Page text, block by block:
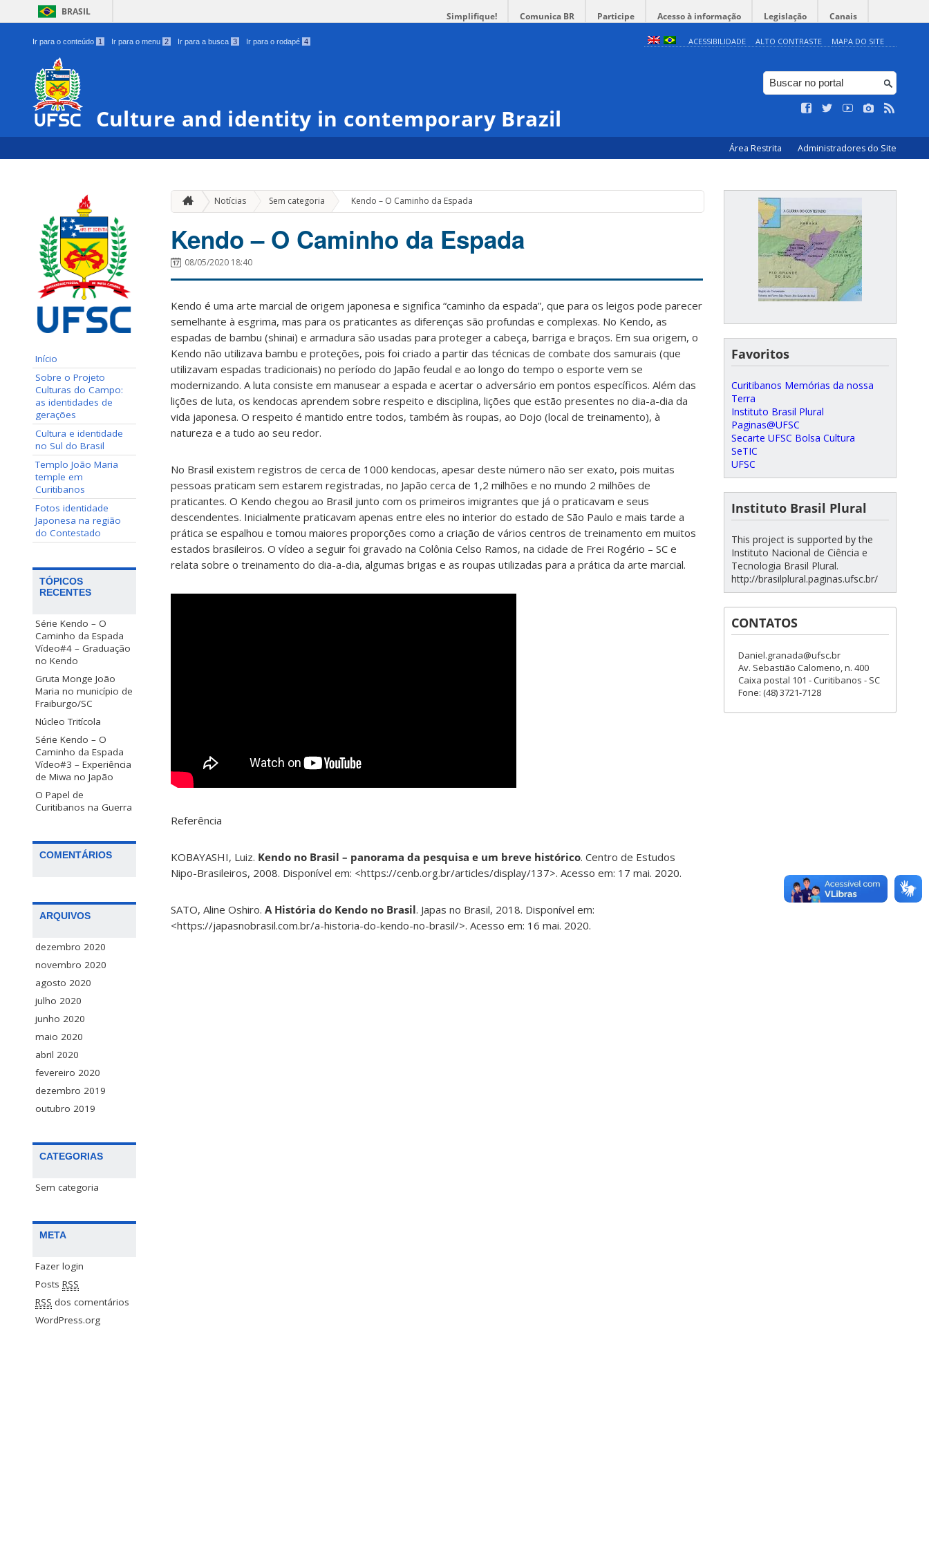
BRASIL Simplifique! Comunica BR Participe Acesso à informação Legislação Canais
Ir para o conteúdo 1 Ir para o menu 2 Ir para a busca 3 Ir para o rodapé 4 ACESSIBILIDADE ALTO CONTRASTE MAPA DO SITE
Culture and identity in contemporary Brazil
Área Restrita Administradores do Site
Início
Sobre o Projeto
Culturas do Campo:
as identidades de
gerações
Cultura e identidade
no Sul do Brasil
Templo João Maria
temple em
Curitibanos
Fotos identidade
Japonesa na região
do Contestado
TÓPICOS
RECENTES
Série Kendo – O
Caminho da Espada
Vídeo#4 – Graduação
no Kendo
Gruta Monge João
Maria no município de
Fraiburgo/SC
Núcleo Tritícola
Série Kendo – O
Caminho da Espada
Vídeo#3 – Experiência
de Miwa no Japão
O Papel de
Curitibanos na Guerra
COMENTÁRIOS
ARQUIVOS
dezembro 2020
novembro 2020
agosto 2020
julho 2020
junho 2020
maio 2020
abril 2020
fevereiro 2020
dezembro 2019
outubro 2019
CATEGORIAS
Sem categoria
META
Fazer login
Posts RSS
RSS dos comentários
WordPress.org
Notícias Sem categoria » Kendo – O Caminho da Espada
Kendo – O Caminho da Espada
08/05/2020 18:40
Kendo é uma arte marcial de origem japonesa e significa “caminho da espada”, que para os leigos pode parecer
semelhante à esgrima, mas para os praticantes as diferenças são profundas e complexas. No Kendo, as
espadas de bambu (shinai) e armadura são usadas para proteger a cabeça, barriga e braços. Em sua origem, o
Kendo não utilizava bambu e proteções, pois foi criado a partir das técnicas de combate dos samurais (que
utilizavam espadas tradicionais) no período do Japão feudal e ao longo do tempo o esporte vem se
modernizando. A luta consiste em manusear a espada e acertar o adversário em pontos específicos. Além das
lições de luta, os kendocas aprendem sobre respeito e disciplina, lições que estão presentes no dia-a-dia da
vida japonesa. O respeito é mantido entre todos, também às roupas, ao Dojo (local de treinamento), à
natureza e a tudo ao seu redor.
No Brasil existem registros de cerca de 1000 kendocas, apesar deste número não ser exato, pois muitas
pessoas praticam sem estarem registradas, no Japão cerca de 1,2 milhões e no mundo 2 milhões de
praticantes. O Kendo chegou ao Brasil junto com os primeiros imigrantes que já o praticavam e seus
descendentes. Inicialmente praticavam apenas entre eles no interior do estado de São Paulo e mais tarde a
prática se espalhou e tomou maiores proporções como a criação de vários centros de treinamento em muitos
estados brasileiros. O vídeo a seguir foi gravado na Colônia Celso Ramos, na cidade de Frei Rogério – SC e
relata sobre o treinamento do dia-a-dia, algumas brigas e as roupas utilizadas para a prática da arte marcial.
Referência
KOBAYASHI, Luiz. Kendo no Brasil – panorama da pesquisa e um breve histórico. Centro de Estudos
Nipo-Brasileiros, 2008. Disponível em: <https://cenb.org.br/articles/display/137>. Acesso em: 17 mai. 2020.
SATO, Aline Oshiro. A História do Kendo no Brasil. Japas no Brasil, 2018. Disponível em:
<https://japasnobrasil.com.br/a-historia-do-kendo-no-brasil/>. Acesso em: 16 mai. 2020.
Favoritos
Curitibanos Memórias da nossa
Terra
Instituto Brasil Plural
Paginas@UFSC
Secarte UFSC Bolsa Cultura
SeTIC
UFSC
Instituto Brasil Plural
This project is supported by the
Instituto Nacional de Ciência e
Tecnologia Brasil Plural.
http://brasilplural.paginas.ufsc.br/
CONTATOS
Daniel.granada@ufsc.br
Av. Sebastião Calomeno, n. 400
Caixa postal 101 - Curitibanos - SC
Fone: (48) 3721-7128